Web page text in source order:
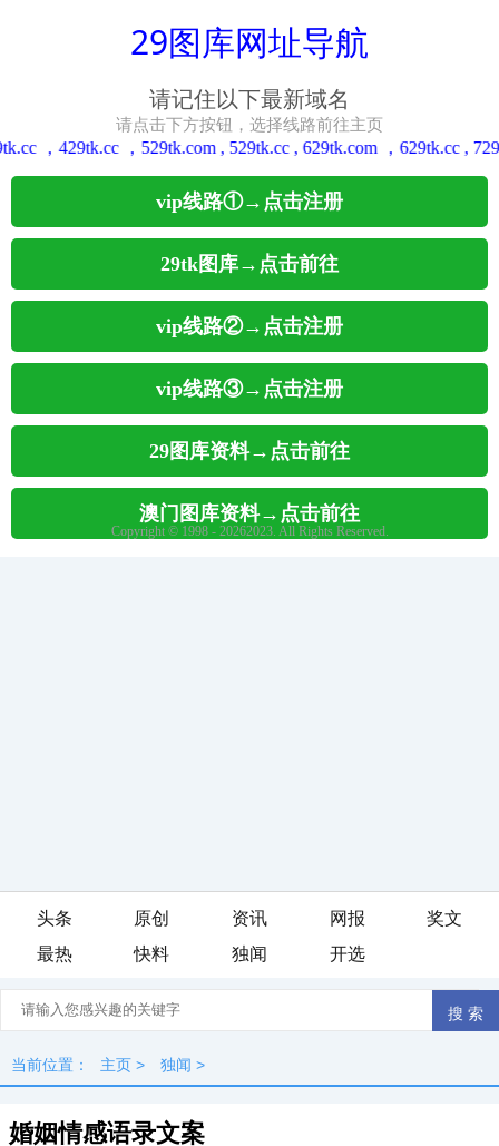
头条 原创 资讯 网报
奖文
最热
快料 独闻 开选
当前位置： 主页 > 独闻 >
婚姻情感语录文案